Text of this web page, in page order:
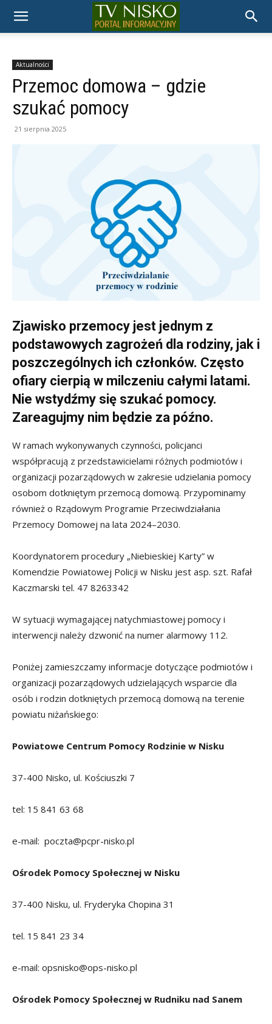
TELEWIZJA
NISKO
Aktualności
Przemoc domowa – gdzie
szukać pomocy
21 sierpnia 2025
Zjawisko przemocy jest jednym z
podstawowych zagrożeń dla rodziny, jak i
poszczególnych ich członków. Często
ofiary cierpią w milczeniu całymi latami.
Nie wstydźmy się szukać pomocy.
Zareagujmy nim będzie za późno.
W ramach wykonywanych czynności, policjanci
współpracują z przedstawicielami różnych podmiotów i
organizacji pozarządowych w zakresie udzielania pomocy
osobom dotkniętym przemocą domową. Przypominamy
również o Rządowym Programie Przeciwdziałania
Przemocy Domowej na lata 2024–2030.
Koordynatorem procedury „Niebieskiej Karty” w
Komendzie Powiatowej Policji w Nisku jest asp. szt. Rafał
Kaczmarski tel. 47 8263342
W sytuacji wymagającej natychmiastowej pomocy i
interwencji należy dzwonić na numer alarmowy 112.
Poniżej zamieszczamy informacje dotyczące podmiotów i
organizacji pozarządowych udzielających wsparcie dla
osób i rodzin dotkniętych przemocą domową na terenie
powiatu niżańskiego:
Powiatowe Centrum Pomocy Rodzinie w Nisku
37-400 Nisko, ul. Kościuszki 7
tel: 15 841 63 68
e-mail: poczta@pcpr-nisko.pl
Ośrodek Pomocy Społecznej w Nisku
37-400 Nisku, ul. Fryderyka Chopina 31
tel. 15 841 23 34
e-mail: opsnisko@ops-nisko.pl
Ośrodek Pomocy Społecznej w Rudniku nad Sanem